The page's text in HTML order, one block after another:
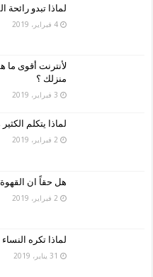
لماذا تبدو
4 فبراير، 2019
لأنترنت أقوى ما
منزلك ؟
3 فبراير، 2019
لماذا يتكلم
2 فبراير، 2019
هل حقاً ان
2 فبراير، 2019
لماذا تكره
31 يناير، 2019